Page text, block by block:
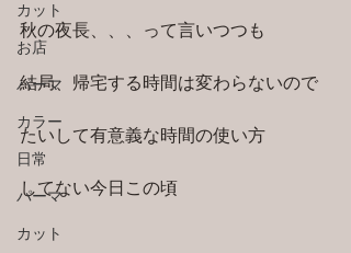
カット
お店
パーマ
カラー
日常
パーマ
カット
秋の夜長、、、って言いつつも
結局、帰宅する時間は変わらないので
たいして有意義な時間の使い方
してない今日この頃